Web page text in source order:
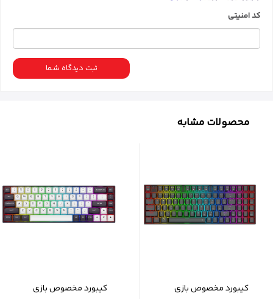
کد امنیتی
ثبت دیدگاه شما
محصولات مشابه
کیبورد مخصوص بازی
کیبورد مخصوص بازی